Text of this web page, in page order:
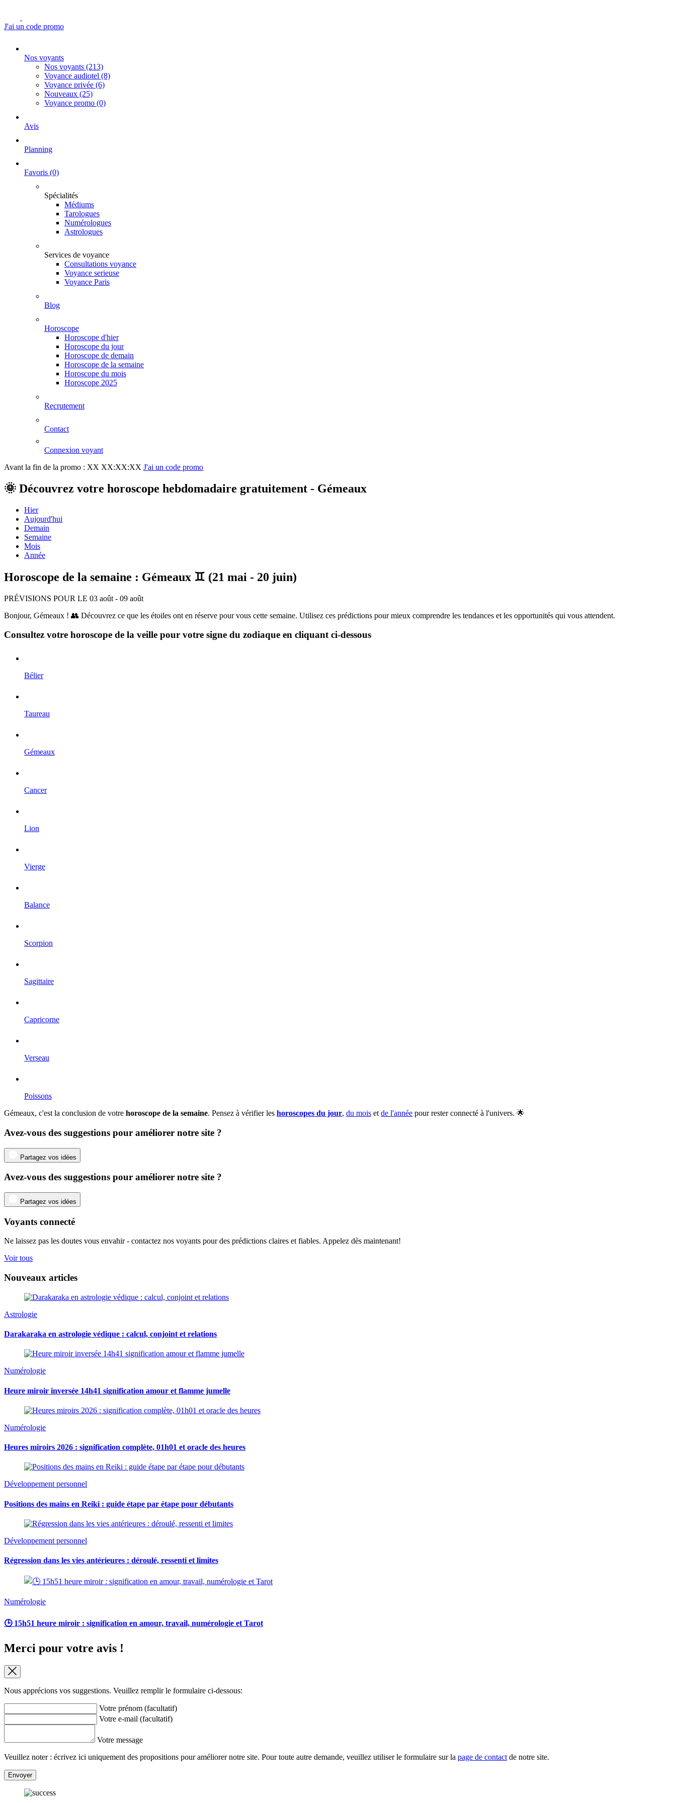
J'ai un code promo
Nos voyants
Nos voyants (213)
Voyance audiotel (8)
Voyance privée (6)
Nouveaux (25)
Voyance promo (0)
Avis
Planning
Favoris (0)
Spécialités
Médiums
Tarologues
Numérologues
Astrologues
Services de voyance
Consultations voyance
Voyance serieuse
Voyance Paris
Blog
Horoscope
Horoscope d'hier
Horoscope du jour
Horoscope de demain
Horoscope de la semaine
Horoscope du mois
Horoscope 2025
Recrutement
Contact
Connexion voyant
Avant la fin de la promo : XX XX:XX:XX J'ai un code promo
🌞 Découvrez votre horoscope hebdomadaire gratuitement - Gémeaux
Hier
Aujourd'hui
Demain
Semaine
Mois
Année
Horoscope de la semaine : Gémeaux ♊ (21 mai - 20 juin)
PRÉVISIONS POUR LE 03 août - 09 août
Bonjour, Gémeaux ! 👥 Découvrez ce que les étoiles ont en réserve pour vous cette semaine. Utilisez ces prédictions pour mieux comprendre les tendances et les opportunités qui vous attendent.
Consultez votre horoscope de la veille pour votre signe du zodiaque en cliquant ci-dessous
Bélier
Taureau
Gémeaux
Cancer
Lion
Vierge
Balance
Scorpion
Sagittaire
Capricorne
Verseau
Poissons
Gémeaux, c'est la conclusion de votre horoscope de la semaine. Pensez à vérifier les horoscopes du jour, du mois et de l'année pour rester connecté à l'univers. 🌟
Avez-vous des suggestions pour améliorer notre site ?
Partagez vos idées
Avez-vous des suggestions pour améliorer notre site ?
Partagez vos idées
Voyants connecté
Ne laissez pas les doutes vous envahir - contactez nos voyants pour des prédictions claires et fiables. Appelez dès maintenant!
Voir tous
Nouveaux articles
Astrologie
Darakaraka en astrologie védique : calcul, conjoint et relations
Numérologie
Heure miroir inversée 14h41 signification amour et flamme jumelle
Numérologie
Heures miroirs 2026 : signification complète, 01h01 et oracle des heures
Développement personnel
Positions des mains en Reiki : guide étape par étape pour débutants
Développement personnel
Régression dans les vies antérieures : déroulé, ressenti et limites
Numérologie
🕒 15h51 heure miroir : signification en amour, travail, numérologie et Tarot
Merci pour votre avis !
Nous apprécions vos suggestions. Veuillez remplir le formulaire ci-dessous:
Votre prénom (facultatif)
Votre e-mail (facultatif)
Votre message
Veuillez noter : écrivez ici uniquement des propositions pour améliorer notre site. Pour toute autre demande, veuillez utiliser le formulaire sur la page de contact de notre site.
Envoyer